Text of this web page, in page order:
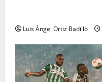
Luis Ángel Ortiz Badillo